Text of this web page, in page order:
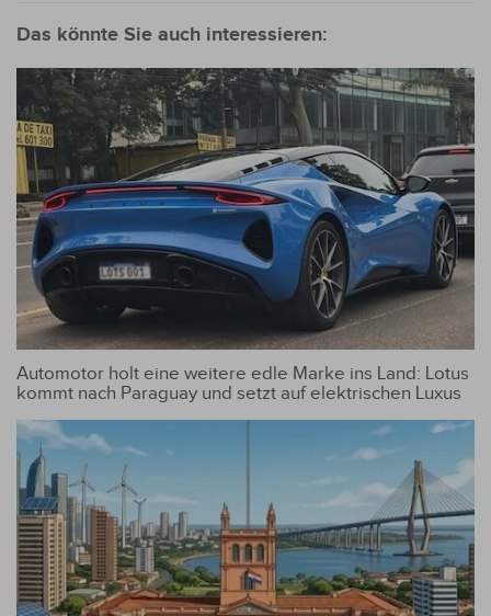
Das könnte Sie auch interessieren:
Automotor holt eine weitere edle Marke ins Land: Lotus
kommt nach Paraguay und setzt auf elektrischen Luxus